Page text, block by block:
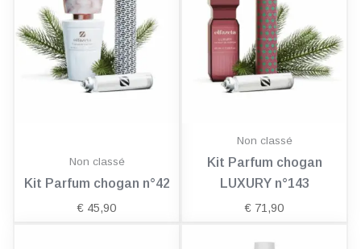
Non classé
Kit Parfum chogan n°42
€ 45,90
Non classé
Kit Parfum chogan
LUXURY n°143
€ 71,90